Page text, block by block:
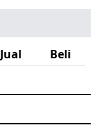
Jual Beli